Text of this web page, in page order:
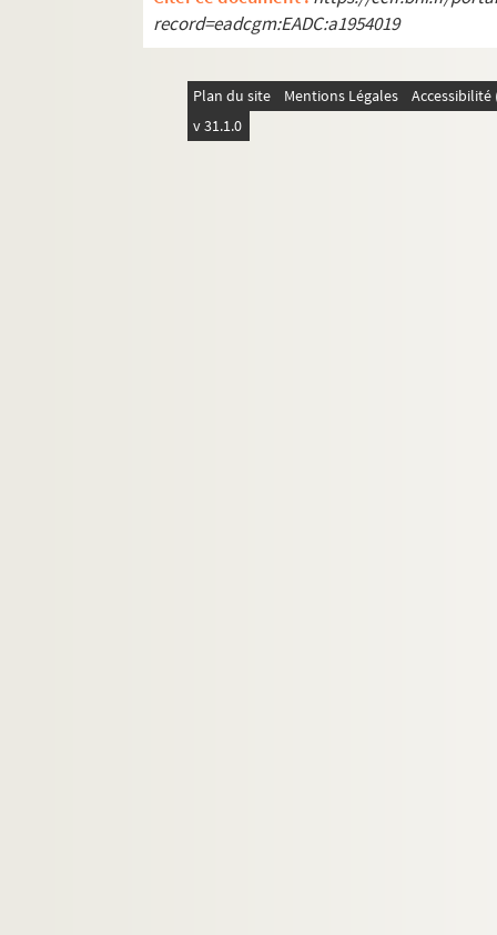
record=eadcgm:EADC:a1954019
Plan du site Mentions Légales
v 31.1.0